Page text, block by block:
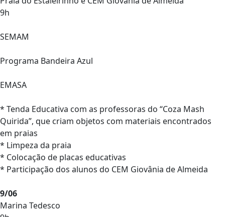
9h
SEMAM
Programa Bandeira Azul
EMASA
* Tenda Educativa com as professoras do “Coza Mash
Quirida”, que criam objetos com materiais encontrados
em praias
* Limpeza da praia
* Colocação de placas educativas
* Participação dos alunos do CEM Giovânia de Almeida
9/06
Marina Tedesco